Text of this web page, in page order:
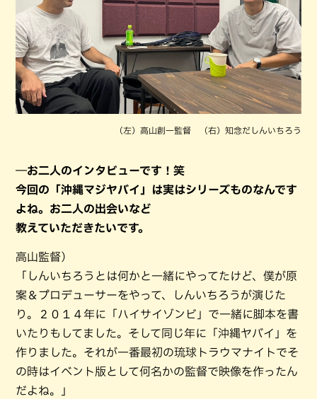
（左）高山創一監督 （右）知念だしんいちろう
―お二人のインタビューです！笑
今回の「沖縄マジヤバイ」は実はシリーズものなんです
よね。お二人の出会いなど
教えていただきたいです。
高山監督）
「しんいちろうとは何かと一緒にやってたけど、僕が原
案＆プロデューサーをやって、しんいちろうが演じた
り。２０１４年に「ハイサイゾンビ」で一緒に脚本を書
いたりもしてました。そして同じ年に「沖縄ヤバイ」を
作りました。それが一番最初の琉球トラウマナイトでそ
の時はイベント版として何名かの監督で映像を作ったん
だよね。」